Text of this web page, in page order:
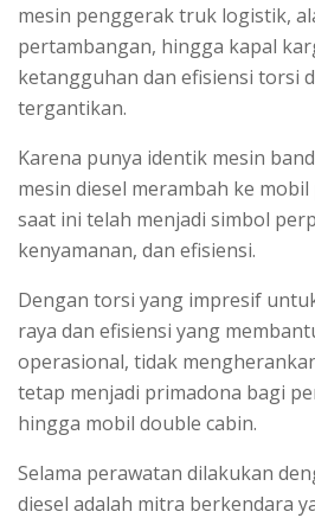
mesin penggerak truk logistik,
pertambangan, hingga kapal
ketangguhan dan efisiensi torsi
tergantikan.
Karena punya identik mesin
mesin diesel merambah ke
saat ini telah menjadi simbol
kenyamanan, dan efisiensi.
Dengan torsi yang impresif
raya dan efisiensi yang
operasional, tidak
tetap menjadi primadona bagi
hingga mobil double cabin.
Selama perawatan dilakukan
diesel adalah mitra berkendara